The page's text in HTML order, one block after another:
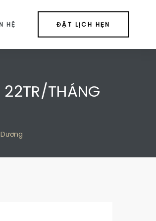
HỆ ĐẶT LỊCH HẸN
THÁNG